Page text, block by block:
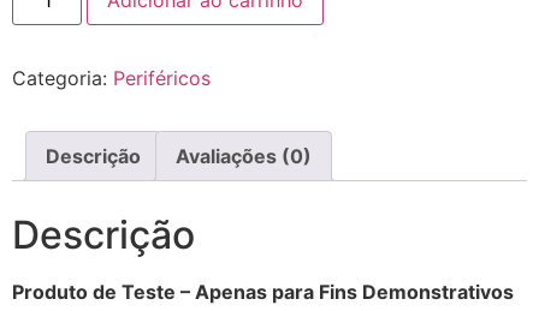
Categoria: Periféricos
Descrição Avaliações (0)
Descrição
Produto de Teste – Apenas para Fins Demonstrativos